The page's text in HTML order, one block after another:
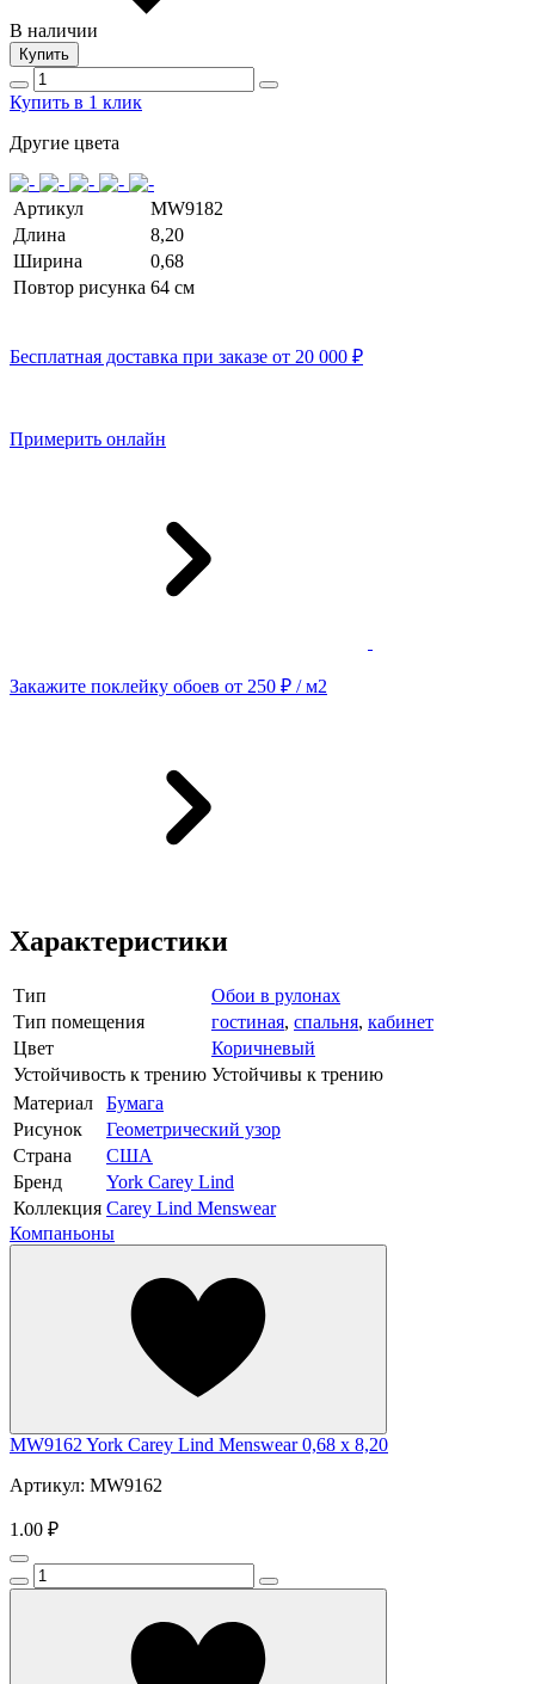
В наличии
Купить
Купить в 1 клик
Другие цвета
Артикул
MW9182
Длина
8,20
Ширина
0,68
Повтор рисунка 64 cм
Бесплатная доставка при заказе от 20 000 ₽
Примерить онлайн
Закажите поклейку обоев от 250 ₽ / м2
Характеристики
Тип
Обои в рулонах
Тип помещения
гостиная, спальня, кабинет
Цвет
Коричневый
Устойчивость к трению Устойчивы к трению
Материал
Бумага
Рисунок
Геометрический узор
Страна
США
Бренд
York Carey Lind
Коллекция Carey Lind Menswear
Компаньоны
MW9162 York Carey Lind Menswear 0,68 x 8,20
Артикул: MW9162
1.00 ₽